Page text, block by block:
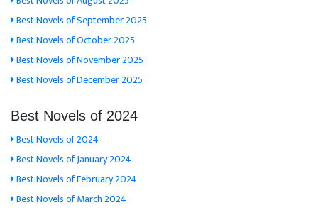
Best Novels of September 2025
Best Novels of October 2025
Best Novels of November 2025
Best Novels of December 2025
Best Novels of 2024
Best Novels of 2024
Best Novels of January 2024
Best Novels of February 2024
Best Novels of March 2024